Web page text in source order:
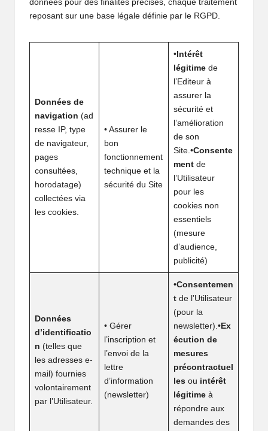
données pour des finalités précises, chaque traitement
reposant sur une base légale définie par le RGPD.
Données de
navigation (ad
resse IP, type
de navigateur,
pages
consultées,
horodatage)
collectées via
les cookies.
• Assurer le
bon
fonctionnement
technique et la
sécurité du Site
• Intérêt
légitime de
l’Editeur à
assurer la
sécurité et
l’amélioration
de son
Site.•Consente
ment de
l’Utilisateur
pour les
cookies non
essentiels
(mesure
d’audience,
publicité)
Données
d’identificatio
n (telles que
les adresses e-
mail) fournies
volontairement
par l’Utilisateur.
• Gérer
l’inscription et
l’envoi de la
lettre
d’information
(newsletter)
•Consentemen
t de l’Utilisateur
(pour la
newsletter).• Ex
écution de
mesures
précontractuel
les ou intérêt
légitime à
répondre aux
demandes des